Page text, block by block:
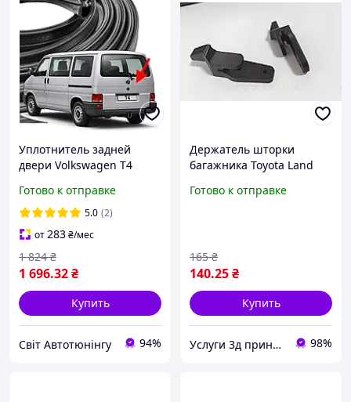
Уплотнитель задней
двери Volkswagen T4
Готово к отправке
5.0 (2)
от283₴/мес
1 696.32₴
1 824 ₴
Купить
Світ Автотюнінгу 94%
Держатель шторки
багажника Toyota Land
Готово к отправке
140.25₴
165 ₴
Купить
Услуги 3д принтера 98%